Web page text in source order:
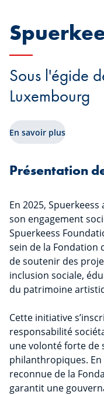
Sous l'égide
Luxembourg
En savoir plus
Présentation
En 2025,
son engagement
Spuerkeess
sein de la Fondation
de soutenir des
inclusion sociale,
du patrimoine
Cette initiative
responsabilité
une volonté forte de
philanthropiques. En
reconnue de la
garantit une